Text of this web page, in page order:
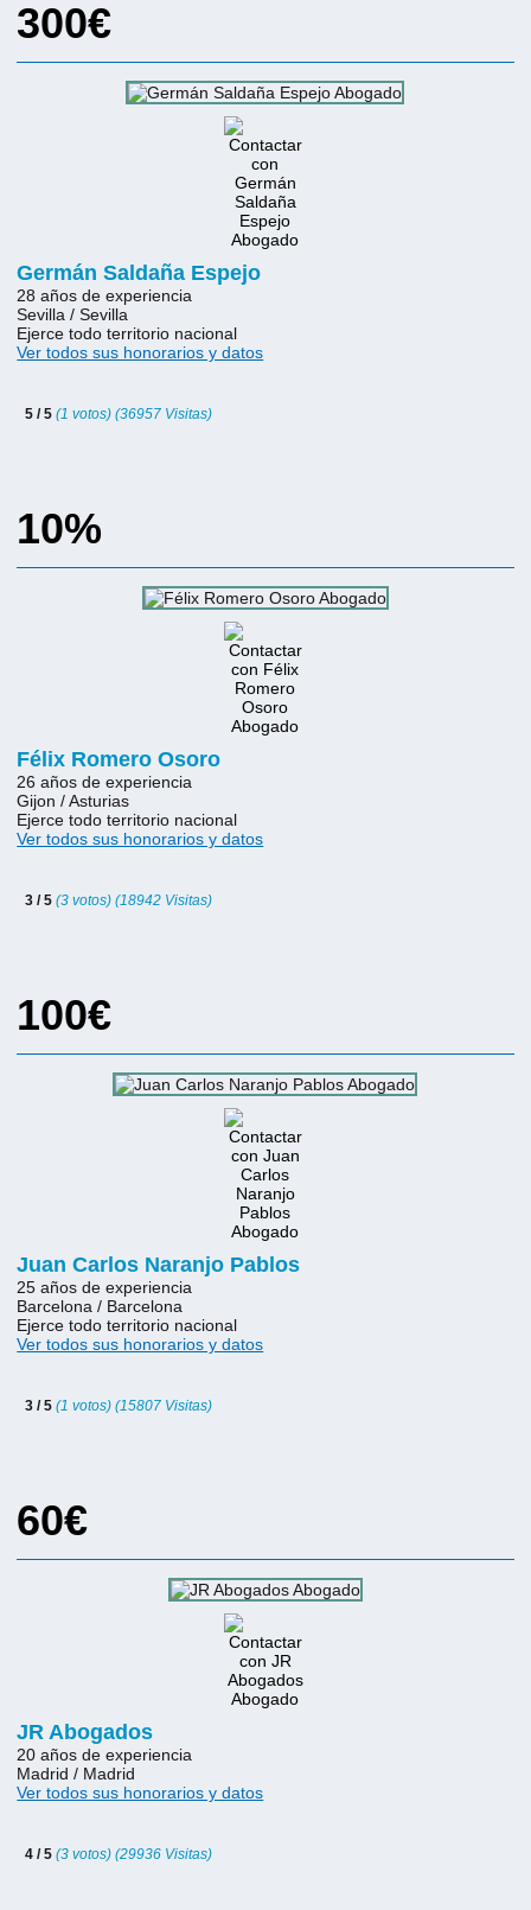
300€
Germán Saldaña Espejo
28 años de experiencia
Sevilla / Sevilla
Ejerce todo territorio nacional
Ver todos sus honorarios y datos
5 / 5(1 votos) (36957 Visitas)
10%
Félix Romero Osoro
26 años de experiencia
Gijon / Asturias
Ejerce todo territorio nacional
Ver todos sus honorarios y datos
3 / 5(3 votos) (18942 Visitas)
100€
Juan Carlos Naranjo Pablos
25 años de experiencia
Barcelona / Barcelona
Ejerce todo territorio nacional
Ver todos sus honorarios y datos
3 / 5(1 votos) (15807 Visitas)
60€
JR Abogados
20 años de experiencia
Madrid / Madrid
Ver todos sus honorarios y datos
4 / 5(3 votos) (29936 Visitas)